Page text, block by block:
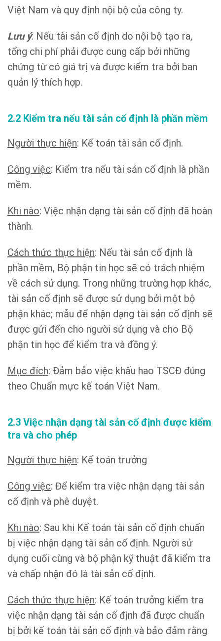
Việt Nam và quy định nội bộ của công ty.
Lưu ý: Nếu tài sản cố định do nội bộ tạo ra,
tổng chi phí phải được cung cấp bởi những
chứng từ có giá trị và được kiểm tra bởi ban
quản lý thích hợp.
2.2 Kiểm tra nếu tài sản cố định là phần mềm
Người thực hiện: Kế toán tài sản cố định.
Công việc: Kiểm tra nếu tài sản cố định là phần
mềm.
Khi nào: Việc nhận dạng tài sản cố định đã hoàn
thành.
Cách thức thực hiện: Nếu tài sản cố định là
phần mềm, Bộ phận tin học sẽ có trách nhiệm
về cách sử dụng. Trong những trường hợp khác,
tài sản cố định sẽ được sử dụng bởi một bộ
phận khác; mẫu để nhận dạng tài sản cố định sẽ
được gửi đến cho người sử dụng và cho Bộ
phận tin học để kiểm tra và đồng ý.
Mục đích: Đảm bảo việc khấu hao TSCĐ đúng
theo Chuẩn mực kế toán Việt Nam.
2.3 Việc nhận dạng tài sản cố định được kiểm
tra và cho phép
Người thực hiện: Kế toán trưởng
Công việc: Để kiểm tra việc nhận dạng tài sản
cố định và phê duyệt.
Khi nào: Sau khi Kế toán tài sản cố định chuẩn
bị việc nhận dạng tài sản cố định. Người sử
dụng cuối cùng và bộ phận kỹ thuật đã kiểm tra
và chấp nhận đó là tài sản cố định.
Cách thức thực hiện: Kế toán trưởng kiểm tra
việc nhận dạng tài sản cố định đã được chuẩn
bị bởi kế toán tài sản cố định và bảo đảm rằng